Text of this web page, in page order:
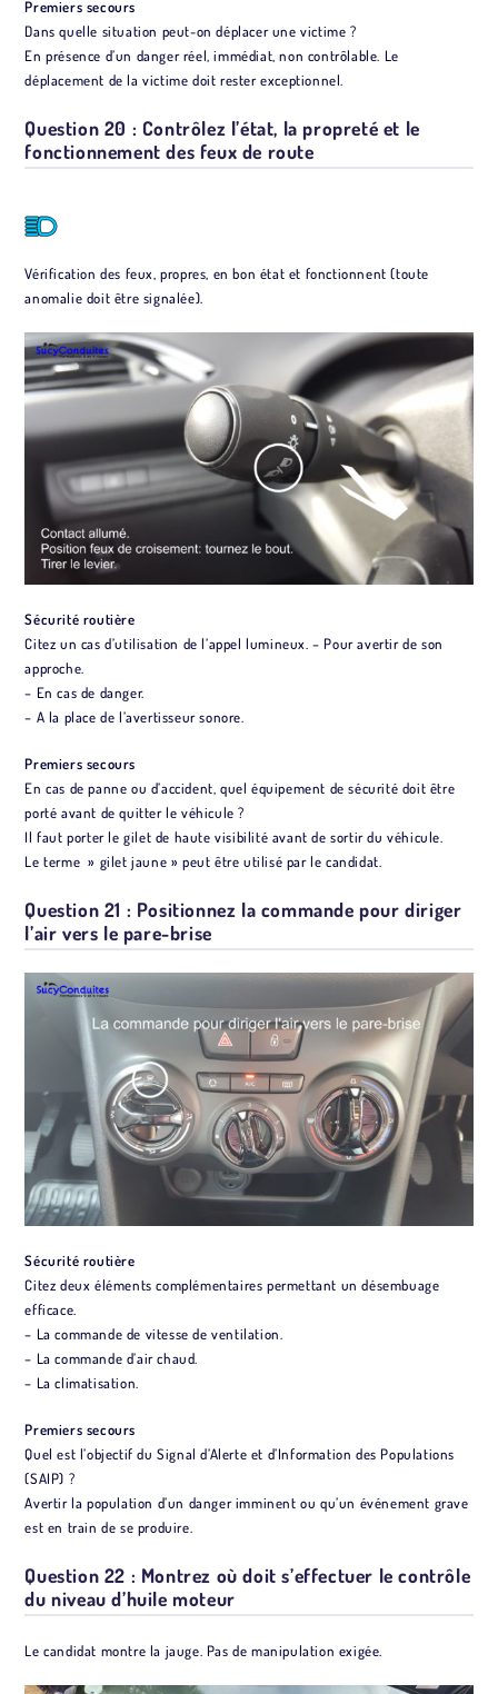
Premiers secours
Dans quelle situation peut-on déplacer une victime ?
En présence d’un danger réel, immédiat, non contrôlable. Le
déplacement de la victime doit rester exceptionnel.
Question 20 : Contrôlez l’état, la propreté et le
fonctionnement des feux de route
Vérification des feux, propres, en bon état et fonctionnent (toute
anomalie doit être signalée).
Sécurité routière
Citez un cas d’utilisation de l’appel lumineux. – Pour avertir de son
approche.
– En cas de danger.
– A la place de l’avertisseur sonore.
Premiers secours
En cas de panne ou d’accident, quel équipement de sécurité doit être
porté avant de quitter le véhicule ?
Il faut porter le gilet de haute visibilité avant de sortir du véhicule.
Le terme » gilet jaune » peut être utilisé par le candidat.
Question 21 : Positionnez la commande pour diriger
l’air vers le pare-brise
Sécurité routière
Citez deux éléments complémentaires permettant un désembuage
efficace.
– La commande de vitesse de ventilation.
– La commande d’air chaud.
– La climatisation.
Premiers secours
Quel est l’objectif du Signal d’Alerte et d’Information des Populations
(SAIP) ?
Avertir la population d’un danger imminent ou qu’un événement grave
est en train de se produire.
Question 22 : Montrez où doit s’effectuer le contrôle
du niveau d’huile moteur
Le candidat montre la jauge. Pas de manipulation exigée.